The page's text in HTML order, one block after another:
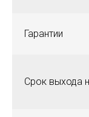
Гарантии
Срок выхода